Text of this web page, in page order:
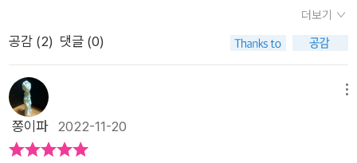
만들고 있습니다. 세계최초 ‘1억도 30초‘의 의미가 얼마나 대단
한 것인지 비로소 깨닫는 순간이었습니다.살아 숨쉬는 지금, 여기
에서 배우게 됩니다. 태어나면 누구나 죽습니다. 우주 또한 태초
가 있으면 태종이 있을 것 입니다. 끝이 있음을 알아도 살아야 하
는 것과 같이 우리는 우주에 대한 상상력의 끈을 놓아서는 안됩니
다. ‘우주, 그리고 생명과 문명의 미래‘를 담은 [우주, 상상력 공
데, 우주의 모든 입자가 한 점에 모이는 순간이 바로 태초, 우주
탄생의 순간인 빅뱅이 일어난 시점일 거예요. 태초에 빅뱅이 있었
봐야 하니까 공간과 시간의 개념이 무의미해져요. 빅뱅 이전이 궁
금한 건 어쩔 수 없지만 그건 과학의 영역을 넘어선 상상이라서
증명할 방법이 없어요. 그러니 과학은 빅뱅이 진정 태초라고 주장
하는 거예요.물질이 모여서 생명이 되고, 생명이 생각을 만들어냈
에 대해 가르쳐 주고 있습니다. "어떤 경우에도, 인과관계에 있
는 두 사건 순서는 어떤 기준계에서 봐도 바뀌지 않습니다(p4
는 족쇄가 채워진 두 사건(혹은 그 이상)은 부동의 순서를 가
질 뿐이라는 게 놀랍습니다. 이의 근본적인 원인은 엔트로피 제
2 법칙에 의해 설명됩니다. 혼란과 무질서는 증가하는 방향으
더보기
공감 (2) 댓글 (0)
쫑이파2022-11-20